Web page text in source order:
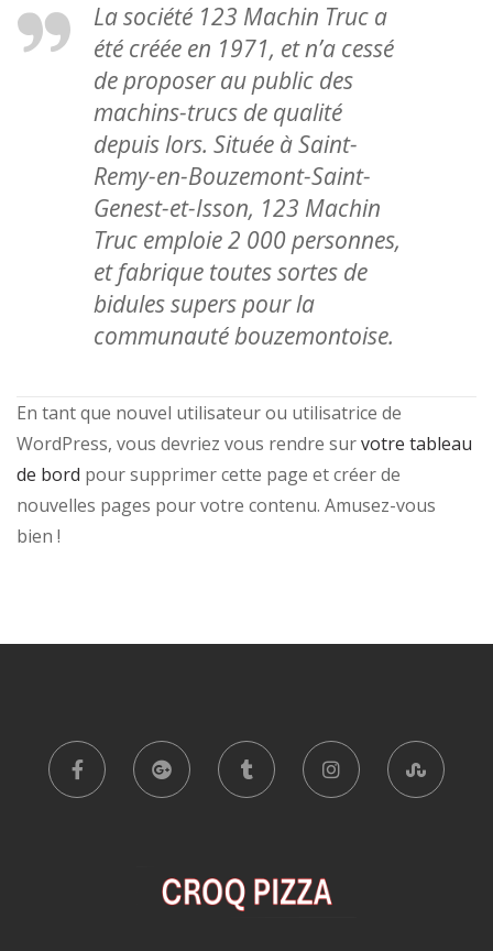
La société 123 Machin Truc a
été créée en 1971, et n’a cessé
de proposer au public des
machins-trucs de qualité
depuis lors. Située à Saint-
Remy-en-Bouzemont-Saint-
Genest-et-Isson, 123 Machin
Truc emploie 2 000 personnes,
et fabrique toutes sortes de
bidules supers pour la
communauté bouzemontoise.
En tant que nouvel utilisateur ou utilisatrice de
WordPress, vous devriez vous rendre survotre tableau
de bord pour supprimer cette page et créer de
nouvelles pages pour votre contenu. Amusez-vous
bien !